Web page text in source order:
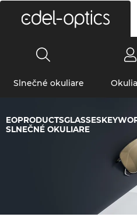
Slnečné okuliare
SLNEČNÉ OKULIARE